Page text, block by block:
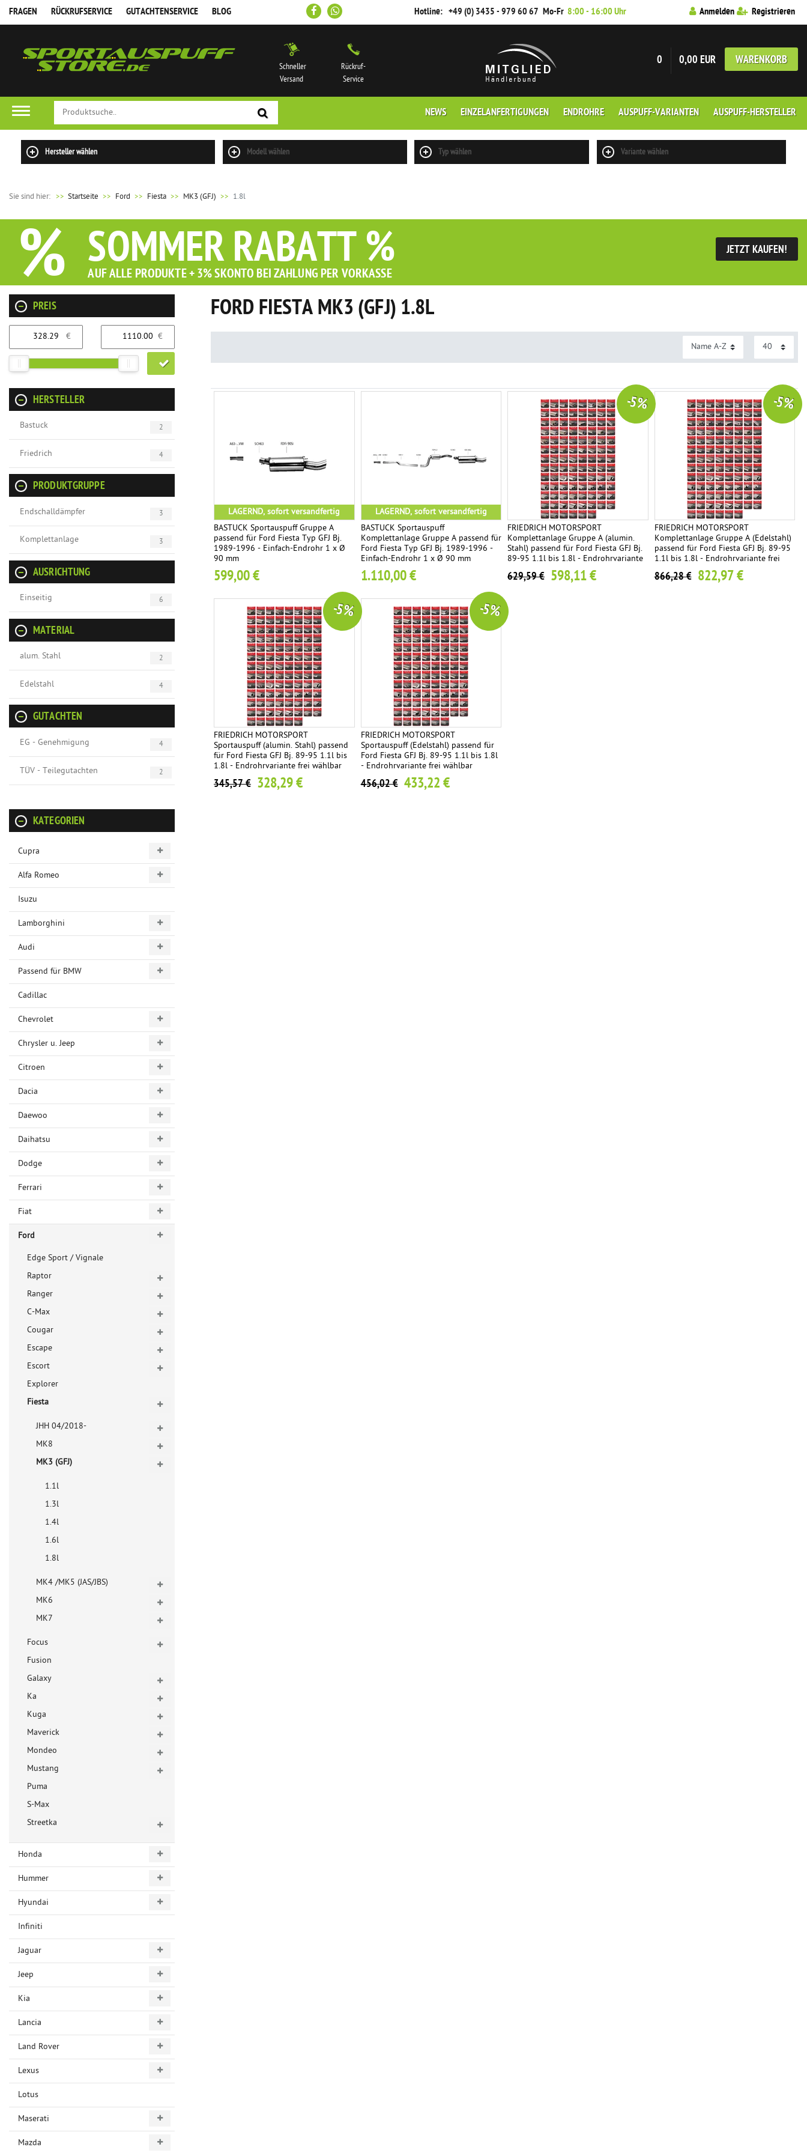
FILTER
FRAGEN RÜCKRUFSERVICE GUTACHTENSERVICE BLOG Hotline: +49 (0) 3435 - 979 60 67 Mo-Fr 8:00 - 16:00 Uhr Anmelden Registrieren
0 0,00 EUR WARENKORB
Schneller
Versand
Rückruf-
Service
NEWS EINZELANFERTIGUNGEN ENDROHRE AUSPUFF-VARIANTEN AUSPUFF-HERSTELLER
Hersteller wählen Modell wählen Typ wählen Variante wählen
Sie sind hier: >> Startseite Ford Fiesta MK3 (GFJ) 1.8l
% SOMMER RABATT %
AUF ALLE PRODUKTE + 3% SKONTO BEI ZAHLUNG PER VORKASSE
JETZT KAUFEN!
PREIS
€ €
HERSTELLER
Bastuck 2
Friedrich 4
PRODUKTGRUPPE
Endschalldämpfer 3
Komplettanlage 3
AUSRICHTUNG
Einseitig 6
MATERIAL
alum. Stahl 2
Edelstahl 4
GUTACHTEN
EG - Genehmigung 4
TÜV - Teilegutachten 2
KATEGORIEN
Cupra
Alfa Romeo
Isuzu
Lamborghini
Audi
Passend für BMW
Cadillac
Chevrolet
Chrysler u. Jeep
Citroen
Dacia
Daewoo
Daihatsu
Dodge
Ferrari
Fiat
Ford
Edge Sport / Vignale
Raptor
Ranger
C-Max
Cougar
Escape
Escort
Explorer
Fiesta
JHH 04/2018-
MK8
MK3 (GFJ)
1.1l
1.3l
1.4l
1.6l
1.8l
MK4 /MK5 (JAS/JBS)
MK6
MK7
Focus
Fusion
Galaxy
Ka
Kuga
Maverick
Mondeo
Mustang
Puma
S-Max
Streetka
Honda
Hummer
Hyundai
Infiniti
Jaguar
Jeep
Kia
Lancia
Land Rover
Lexus
Lotus
Maserati
Mazda
FORD FIESTA MK3 (GFJ) 1.8L
LAGERND, sofort versandfertig
BASTUCK Sportauspuff Gruppe A
passend für Ford Fiesta Typ GFJ Bj.
1989-1996 - Einfach-Endrohr 1 x Ø
90 mm
599,00 €
LAGERND, sofort versandfertig
BASTUCK Sportauspuff
Komplettanlage Gruppe A passend für
Ford Fiesta Typ GFJ Bj. 1989-1996 -
Einfach-Endrohr 1 x Ø 90 mm
1.110,00 €
FRIEDRICH MOTORSPORT
Komplettanlage Gruppe A (alumin.
Stahl) passend für Ford Fiesta GFJ Bj.
89-95 1.1l bis 1.8l - Endrohrvariante
frei wählbar
629,59 € 598,11 €
-5 %
FRIEDRICH MOTORSPORT
Komplettanlage Gruppe A (Edelstahl)
passend für Ford Fiesta GFJ Bj. 89-95
1.1l bis 1.8l - Endrohrvariante frei
wählbar
866,28 € 822,97 €
-5 %
FRIEDRICH MOTORSPORT
Sportauspuff (alumin. Stahl) passend
für Ford Fiesta GFJ Bj. 89-95 1.1l bis
1.8l - Endrohrvariante frei wählbar
345,57 € 328,29 €
-5 %
FRIEDRICH MOTORSPORT
Sportauspuff (Edelstahl) passend für
Ford Fiesta GFJ Bj. 89-95 1.1l bis 1.8l
- Endrohrvariante frei wählbar
456,02 € 433,22 €
-5 %